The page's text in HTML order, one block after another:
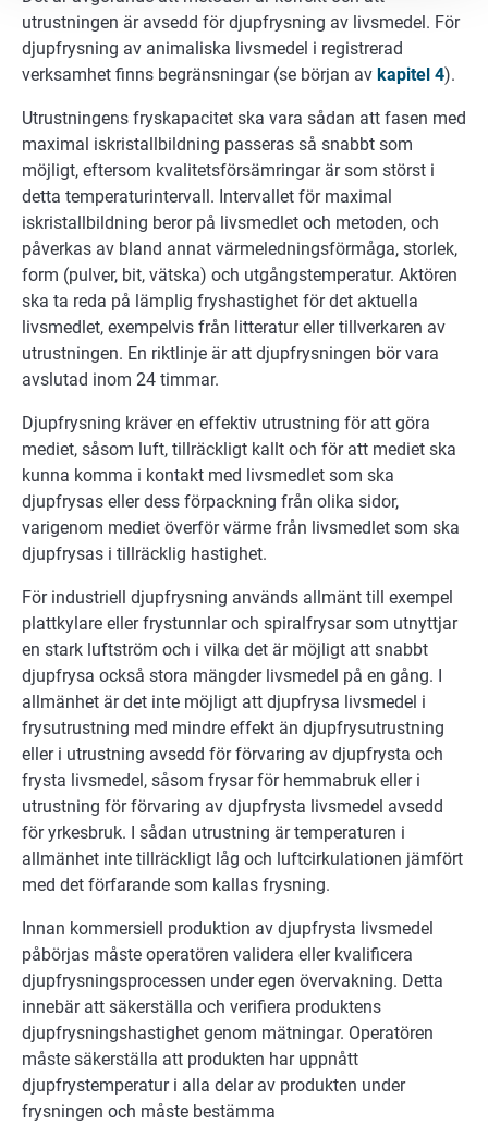
utrustningen är avsedd för djupfrysning av livsmedel. För
djupfrysning av animaliska livsmedel i registrerad
verksamhet finns begränsningar (se början av kapitel 4).
Utrustningens fryskapacitet ska vara sådan att fasen med
maximal iskristallbildning passeras så snabbt som
möjligt, eftersom kvalitetsförsämringar är som störst i
detta temperaturintervall. Intervallet för maximal
iskristallbildning beror på livsmedlet och metoden, och
påverkas av bland annat värmeledningsförmåga, storlek,
form (pulver, bit, vätska) och utgångstemperatur. Aktören
ska ta reda på lämplig fryshastighet för det aktuella
livsmedlet, exempelvis från litteratur eller tillverkaren av
utrustningen. En riktlinje är att djupfrysningen bör vara
avslutad inom 24 timmar.
Djupfrysning kräver en effektiv utrustning för att göra
mediet, såsom luft, tillräckligt kallt och för att mediet ska
kunna komma i kontakt med livsmedlet som ska
djupfrysas eller dess förpackning från olika sidor,
varigenom mediet överför värme från livsmedlet som ska
djupfrysas i tillräcklig hastighet.
För industriell djupfrysning används allmänt till exempel
plattkylare eller frystunnlar och spiralfrysar som utnyttjar
en stark luftström och i vilka det är möjligt att snabbt
djupfrysa också stora mängder livsmedel på en gång. I
allmänhet är det inte möjligt att djupfrysa livsmedel i
frysutrustning med mindre effekt än djupfrysutrustning
eller i utrustning avsedd för förvaring av djupfrysta och
frysta livsmedel, såsom frysar för hemmabruk eller i
utrustning för förvaring av djupfrysta livsmedel avsedd
för yrkesbruk. I sådan utrustning är temperaturen i
allmänhet inte tillräckligt låg och luftcirkulationen jämfört
med det förfarande som kallas frysning.
Innan kommersiell produktion av djupfrysta livsmedel
påbörjas måste operatören validera eller kvalificera
djupfrysningsprocessen under egen övervakning. Detta
innebär att säkerställa och verifiera produktens
djupfrysningshastighet genom mätningar. Operatören
måste säkerställa att produkten har uppnått
djupfrystemperatur i alla delar av produkten under
frysningen och måste bestämma